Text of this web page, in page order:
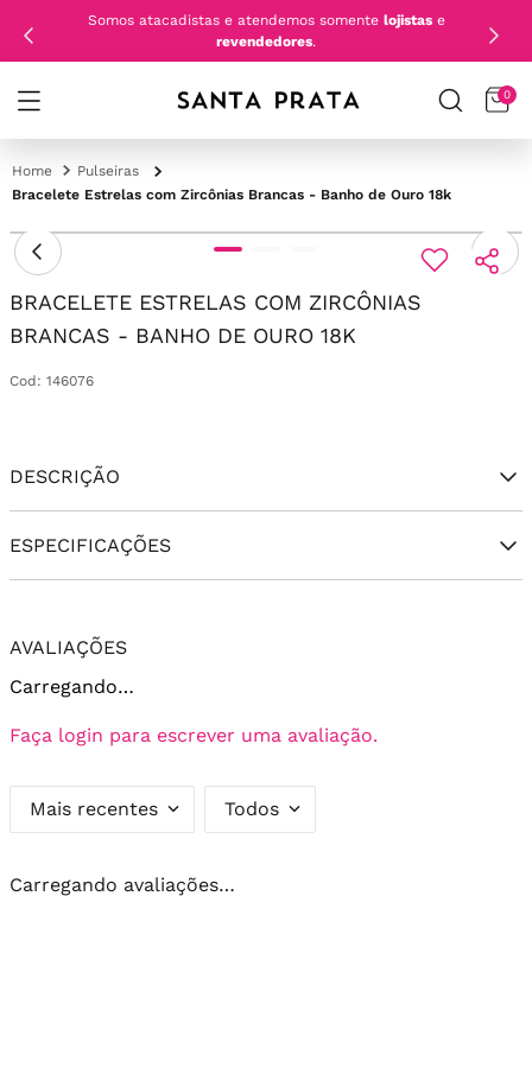
Somos atacadistas e atendemos somente lojistase
revendedores.
0
Pulseiras
Bracelete Estrelas com Zircônias Brancas - Banho de Ouro 18k
BRACELETE ESTRELAS COM ZIRCÔNIAS
BRANCAS - BANHO DE OURO 18K
Cod : 146076
DESCRIÇÃO
ESPECIFICAÇÕES
AVALIAÇÕES
Carregando…
Faça login para escrever uma avaliação.
Mais recentes Todos
Carregando avaliações…